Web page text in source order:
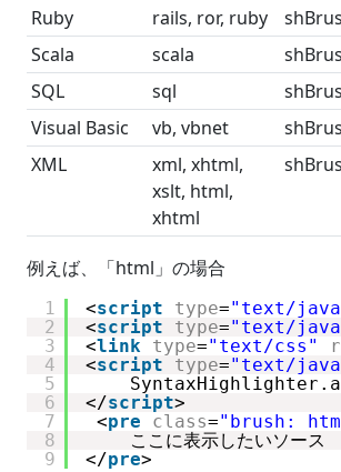
Ruby rails, ror, ruby
Scala
scala
SQL
sql
Visual Basic
vb, vbnet
XML
xml, xhtml,
xslt, html,
xhtml
例えば、「html」の場合
1
2
3
4
5
6
7
8
9
<script type="text/
<script type="text/
<link type="text/css"
<script type="text/
</script>
<pre class="brush:
ここに表示したいソース
</pre>